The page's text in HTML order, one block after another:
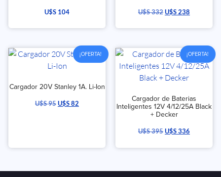
U$S 104 U$S332U$S238
¡OFERTA!
Cargador 20V Stanley 1A. Li-Ion
U$S95U$S82
¡OFERTA!
Cargador de Baterias
Inteligentes 12V 4/12/25A Black
+ Decker
U$S395U$S336